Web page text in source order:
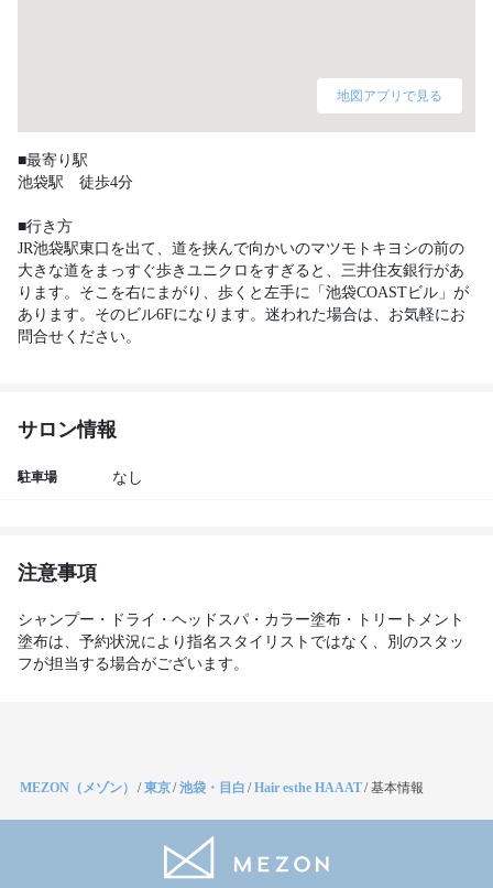
地図アプリで見る
■最寄り駅
池袋駅　徒歩4分
■行き方
JR池袋駅東口を出て、道を挟んで向かいのマツモトキヨシの前の
大きな道をまっすぐ歩きユニクロをすぎると、三井住友銀行があ
ります。そこを右にまがり、歩くと左手に「池袋COASTビル」が
あります。そのビル6Fになります。迷われた場合は、お気軽にお
問合せください。
サロン情報
駐車場 なし
注意事項
シャンプー・ドライ・ヘッドスパ・カラー塗布・トリートメント
塗布は、予約状況により指名スタイリストではなく、別のスタッ
フが担当する場合がございます。
MEZON（メゾン） /東京/池袋・目白 /Hair esthe HAAAT/基本情報